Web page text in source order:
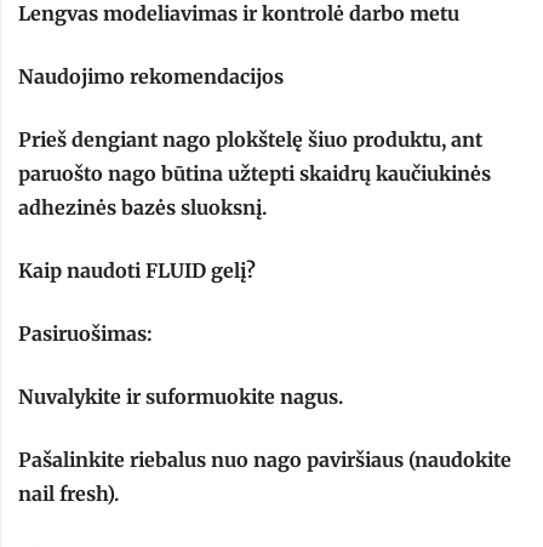
Lengvas modeliavimas ir kontrolė darbo metu
Naudojimo rekomendacijos
Prieš dengiant nago plokštelę šiuo produktu, ant
paruošto nago būtina užtepti skaidrų kaučiukinės
adhezinės bazės sluoksnį.
Kaip naudoti FLUID gelį?
Pasiruošimas:
Nuvalykite ir suformuokite nagus.
Pašalinkite riebalus nuo nago paviršiaus (naudokite
nail fresh).